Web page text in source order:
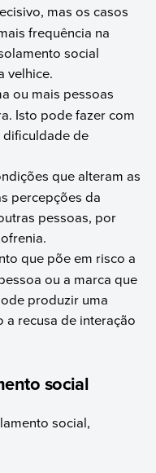
mas os casos
frequência na
social
velhice.
ou mais pessoas
Isto pode fazer com
dificuldade de
que alteram as
percepções da
pessoas, por
que põe em risco a
ou a marca que
produzir uma
recusa de interação
social
social,